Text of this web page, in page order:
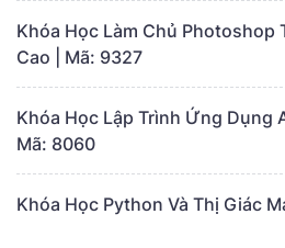
Khóa Học Làm Chủ Photoshop
Cao | Mã: 9327
Khóa Học Lập Trình Ứng Dụng
Mã: 8060
Khóa Học Python Và Thị Giác